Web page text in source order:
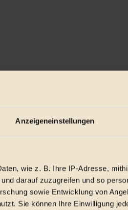
Anzeigeneinstellungen
wie z. B. Ihre IP-Adresse,
darauf zuzugreifen und so
sowie Entwicklung von
Sie können Ihre Einwilligung
für ...